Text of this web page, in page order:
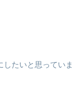
たいと思っていま